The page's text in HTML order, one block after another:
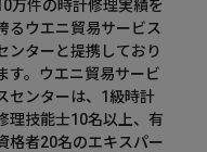
万件の時計修理実績を
るウエニ貿易サービス
ンターと提携しており
す。ウエニ貿易サービ
センターは、1級時計
理技能士10名以上、有
格者20名のエキスパー